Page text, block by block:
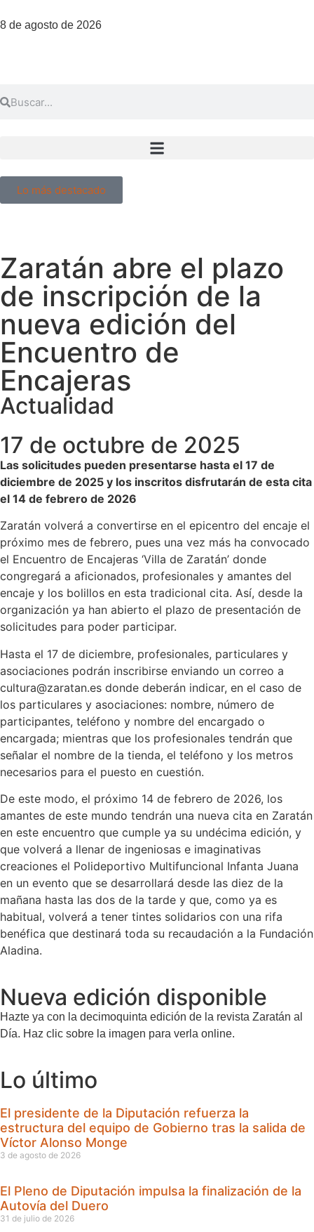
8 de agosto de 2026
Lo más destacado
Zaratán abre el plazo
de inscripción de la
nueva edición del
Encuentro de
Encajeras
Actualidad
17 de octubre de 2025
Las solicitudes pueden presentarse hasta el 17 de
diciembre de 2025 y los inscritos disfrutarán de esta cita
el 14 de febrero de 2026
Zaratán volverá a convertirse en el epicentro del encaje el
próximo mes de febrero, pues una vez más ha convocado
el Encuentro de Encajeras ‘Villa de Zaratán’ donde
congregará a aficionados, profesionales y amantes del
encaje y los bolillos en esta tradicional cita. Así, desde la
organización ya han abierto el plazo de presentación de
solicitudes para poder participar.
Hasta el 17 de diciembre, profesionales, particulares y
asociaciones podrán inscribirse enviando un correo a
cultura@zaratan.es donde deberán indicar, en el caso de
los particulares y asociaciones: nombre, número de
participantes, teléfono y nombre del encargado o
encargada; mientras que los profesionales tendrán que
señalar el nombre de la tienda, el teléfono y los metros
necesarios para el puesto en cuestión.
De este modo, el próximo 14 de febrero de 2026, los
amantes de este mundo tendrán una nueva cita en Zaratán
en este encuentro que cumple ya su undécima edición, y
que volverá a llenar de ingeniosas e imaginativas
creaciones el Polideportivo Multifuncional Infanta Juana
en un evento que se desarrollará desde las diez de la
mañana hasta las dos de la tarde y que, como ya es
habitual, volverá a tener tintes solidarios con una rifa
benéfica que destinará toda su recaudación a la Fundación
Aladina.
Nueva edición disponible
Hazte ya con la decimoquinta edición de la revista Zaratán al
Día. Haz clic sobre la imagen para verla online.
Lo último
El presidente de la Diputación refuerza la
estructura del equipo de Gobierno tras la salida de
Víctor Alonso Monge
3 de agosto de 2026
El Pleno de Diputación impulsa la finalización de la
Autovía del Duero
31 de julio de 2026